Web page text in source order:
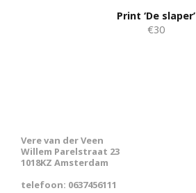
Print ‘De slaper’
€30
Vere van der Veen
Willem Parelstraat 23
1018KZ Amsterdam
telefoon: 0637456111